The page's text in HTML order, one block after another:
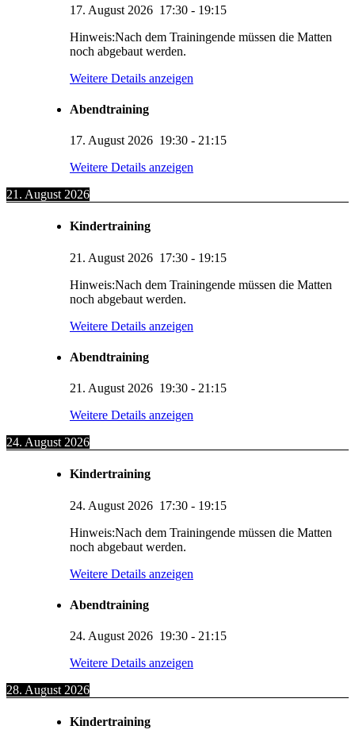
17. August 2026 17:30 - 19:15
Hinweis:Nach dem Trainingende müssen die Matten
noch abgebaut werden.
Weitere Details anzeigen
Abendtraining
17. August 2026 19:30 - 21:15
Weitere Details anzeigen
21. August 2026
Kindertraining
21. August 2026 17:30 - 19:15
Hinweis:Nach dem Trainingende müssen die Matten
noch abgebaut werden.
Weitere Details anzeigen
Abendtraining
21. August 2026 19:30 - 21:15
Weitere Details anzeigen
24. August 2026
Kindertraining
24. August 2026 17:30 - 19:15
Hinweis:Nach dem Trainingende müssen die Matten
noch abgebaut werden.
Weitere Details anzeigen
Abendtraining
24. August 2026 19:30 - 21:15
Weitere Details anzeigen
28. August 2026
Kindertraining